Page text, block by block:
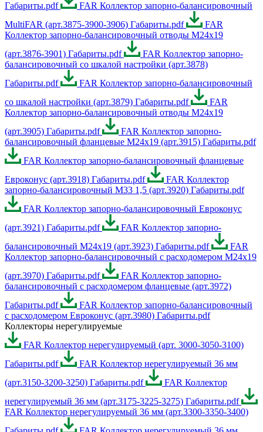
Габариты.pdf
FAR Коллектор запорно-балансировочный
MultiFAR (арт.3875-3900-3906) Габариты.pdf
FAR
Коллектор запорно-балансировочный отводы М24х19
(арт.3876-3901) Габариты.pdf
FAR Коллектор запорно-
балансировочный со шкалой настройки (арт.3878)
Габариты.pdf
FAR Коллектор запорно-балансировочный
со шкалой настройки (арт.3879) Габариты.pdf
FAR
Коллектор запорно-балансировочный отводы М24х19
(арт.3905) Габариты.pdf
FAR Коллектор запорно-
балансировочный фланцевые М24х19 (арт.3915) Габариты.pdf
FAR Коллектор запорно-балансировочный фланцевые
Евроконус (арт.3918) Габариты.pdf
FAR Коллектор
запорно-балансировочный М33 1,5 (арт.3920) Габариты.pdf
FAR Коллектор запорно-балансировочный Евроконус
(арт.3921) Габариты.pdf
FAR Коллектор запорно-
балансировочный М24х19 (арт.3923) Габариты.pdf
FAR
Коллектор запорно-балансировочный с расходомером М24х19
(арт.3970) Габариты.pdf
FAR Коллектор запорно-
балансировочный с расходомером фланцевые (арт.3972)
Габариты.pdf
FAR Коллектор запорно-балансировочный
с расходомером Евроконус (арт.3980) Габариты.pdf
Коллекторы нерегулируемые
FAR Коллектор нерегулируемый (арт. 3000-3050-3100)
Габариты.pdf
FAR Коллектор нерегулируемый 36 мм
(арт.3150-3200-3250) Габариты.pdf
FAR Коллектор
нерегулируемый 36 мм (арт.3175-3225-3275) Габариты.pdf
FAR Коллектор нерегулируемый 36 мм (арт.3300-3350-3400)